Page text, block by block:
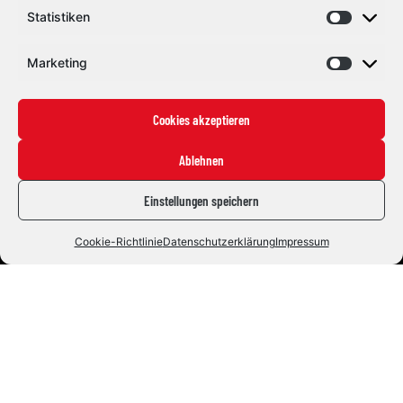
Statistiken
Marketing
Cookies akzeptieren
Ablehnen
Einstellungen speichern
Cookie-RichtlinieDatenschutzerklärungImpressum
Eishockey mit Herz und Leidenschaft. Seit 1992.
#ZUSAMMENHALTEN